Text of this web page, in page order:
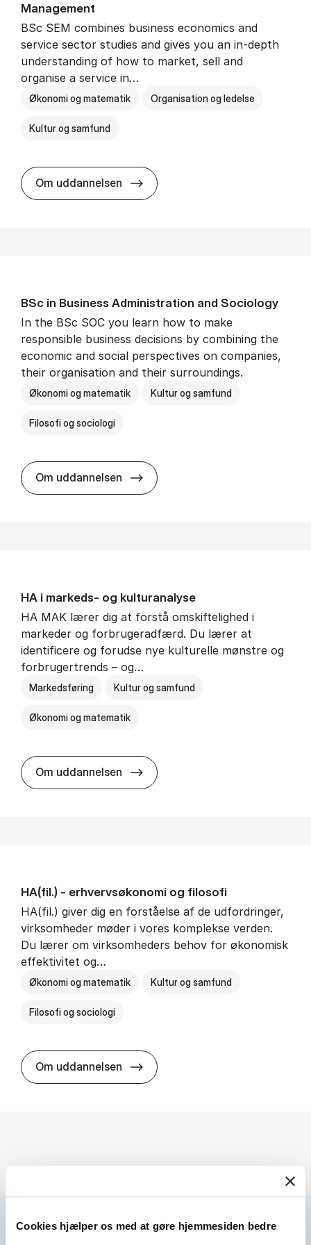
Cookies hjælper os med at gøre hjemmesiden bedre
Man­age­ment
BSc SEM combines business economics and
service sector studies and gives you an in-depth
understanding of how to market, sell and
organise a service in…
Økonomi og matematik Organisation og ledelse
Kultur og samfund
Om uddannelsen BSc in Busi­ness Ad­min­is­tra­tion
BSc in Busi­ness Ad­min­is­tra­tion and So­ci­ology
In the BSc SOC you learn how to make
responsible business decisions by combining the
economic and social perspectives on companies,
their organisation and their surroundings.
Økonomi og matematik Kultur og samfund
Filosofi og sociologi
Om uddannelsen BSc in Busi­ness Ad­min­is­tra­tion
HA i mar­keds- og kul­tu­r­a­na­ly­se
HA MAK lærer dig at forstå omskiftelighed i
markeder og forbrugeradfærd. Du lærer at
identificere og forudse nye kulturelle mønstre og
forbrugertrends – og…
Markedsføring Kultur og samfund
Økonomi og matematik
Om uddannelsen HA i mar­keds- og kul­tu­r­a­na­ly­se
HA(fil.) - erhvervs­økonomi og fi­lo­so­fi
HA(fil.) giver dig en forståelse af de udfordringer,
virksomheder møder i vores komplekse verden.
Du lærer om virksomheders behov for økonomisk
effektivitet og…
Økonomi og matematik Kultur og samfund
Filosofi og sociologi
Om uddannelsen HA(fil.) - erhvervs­økonomi og